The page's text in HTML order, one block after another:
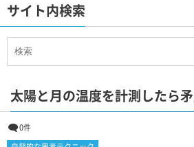
サイト内検索
太陽と月の温度を計測したら
0件